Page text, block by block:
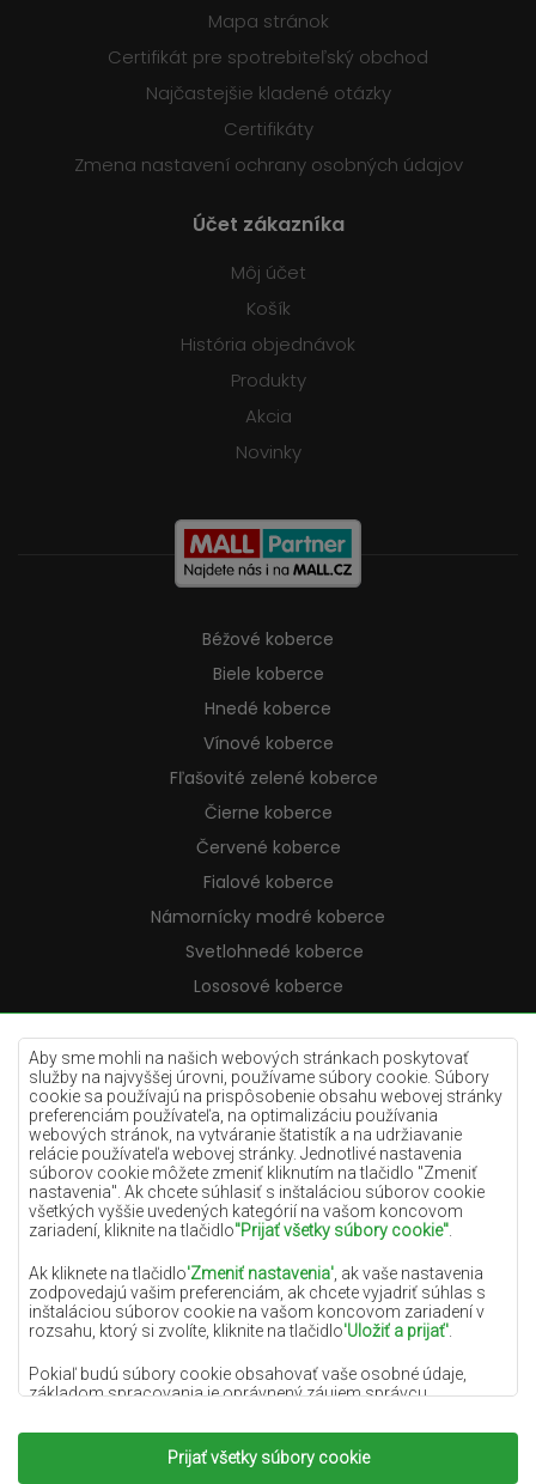
Aby sme mohli na našich webových stránkach poskytovať
služby na najvyššej úrovni, používame súbory cookie. Súbory
cookie sa používajú na prispôsobenie obsahu webovej stránky
preferenciám používateľa, na optimalizáciu používania
webových stránok, na vytváranie štatistík a na udržiavanie
relácie používateľa webovej stránky. Jednotlivé nastavenia
súborov cookie môžete zmeniť kliknutím na tlačidlo "Zmeniť
nastavenia". Ak chcete súhlasiť s inštaláciou súborov cookie
všetkých vyššie uvedených kategórií na vašom koncovom
zariadení, kliknite na tlačidlo"Prijať všetky súbory cookie"
Ak kliknete na tlačidlo'Zmeniť nastavenia' , ak vaše nastavenia
zodpovedajú vašim preferenciám, ak chcete vyjadriť súhlas s
inštaláciou súborov cookie na vašom koncovom zariadení v
rozsahu, ktorý si zvolíte, kliknite na tlačidlo'Uložiť a prijať'
Pokiaľ budú súbory cookie obsahovať vaše osobné údaje,
základom spracovania je oprávnený záujem správcu
podobe poskytovania vysokokvalitných služieb na našej
webovej stránke a marketingových aktivít správcu osobných
údajov a jeho dôveryhodných partnerov.
Prijať všetky súbory cookie
Mapa stránok
Certifikát pre spotrebiteľský obchod
Najčastejšie kladené otázky
Certifikáty
Zmena nastavení ochrany osobných údajov
Účet zákazníka
Môj účet
Košík
História objednávok
Produkty
Akcia
Novinky
Béžové koberce
Biele koberce
Hnedé koberce
Vínové koberce
Fľašovité zelené koberce
Čierne koberce
Červené koberce
Fialové koberce
Námornícky modré koberce
Svetlohnedé koberce
Lososové koberce
Krémové koberce
Lilac koberce
Žlté koberce
Mätové koberce
Modré koberce
Oranžové koberce
Ružové koberce
Šedé koberce
Terakotové koberce
Zelené koberce
Zlaté koberce
Copyright 2022Koberce Chemex.Všetky práva